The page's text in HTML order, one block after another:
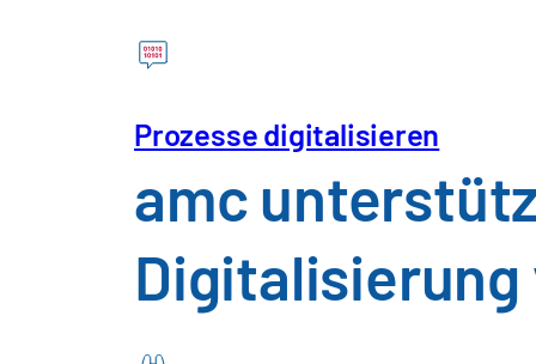
Prozesse digitalisieren
amc
Digitalisierung